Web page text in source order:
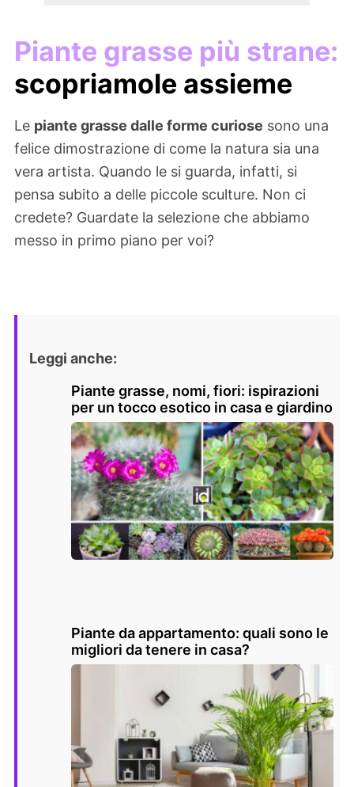
Piante grasse più strane:
scopriamole assieme
Le piante grasse dalle forme curiose sono una
felice dimostrazione di come la natura sia una
vera artista. Quando le si guarda, infatti, si
pensa subito a delle piccole sculture. Non ci
credete? Guardate la selezione che abbiamo
messo in primo piano per voi?
Leggi anche:
Piante grasse, nomi, fiori: ispirazioni
per un tocco esotico in casa e giardino
Piante da appartamento: quali sono le
migliori da tenere in casa?